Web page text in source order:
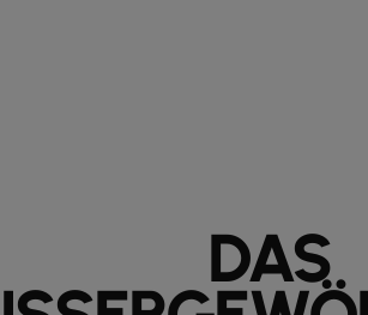
DAS